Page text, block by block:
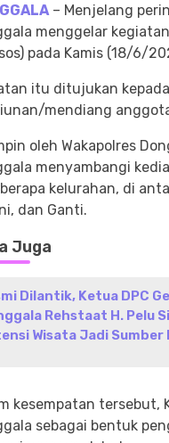
– Menjelang
menggelar
pada Kamis (18/6/
itu ditujukan
mendiang
oleh Wakapolres
menyambangi
kelurahan, di
dan Ganti.
Juga
Dilantik, Ketua DPC
Rehstaat H. Pelu
Wisata Jadi Sumber
kesempatan tersebut,
sebagai bentuk